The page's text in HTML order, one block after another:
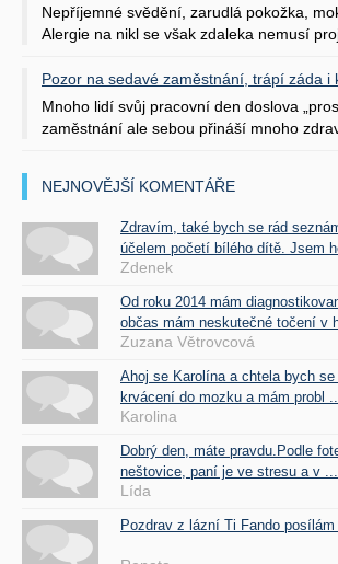
Nepříjemné svědění, zarudlá pokožka,
Alergie na nikl se však zdaleka nemusí
Pozor na sedavé zaměstnání, trápí záda i
Mnoho lidí svůj pracovní den doslova
zaměstnání ale sebou přináší mnoho
NEJNOVĚJŠÍ KOMENTÁŘE
Zdravím, také bych se rád
účelem početí bílého dítě. Jsem
Zdenek
Od roku 2014 mám
občas mám neskutečné točení v
Zuzana Větrovcová
Ahoj se Karolína a chtela bych
krvácení do mozku a mám probl
Karolina
Dobrý den, máte pravdu.Podle
neštovice, paní je ve stresu a v ...
Lída
Pozdrav z lázní Ti Fando posílám